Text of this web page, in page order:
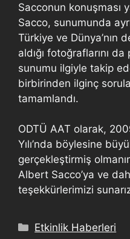
Sacconun konuşması
Sacco, sunumunda
Türkiye ve Dünya’nın
aldığı fotoğraflarını
sunumu ilgiyle takip
birbirinden ilginç
tamamlandı.
ODTÜ AAT olarak,
Yılı’nda böylesine
gerçekleştirmiş
Albert Sacco’ya ve
teşekkürlerimizi
Etkinlik Haberleri